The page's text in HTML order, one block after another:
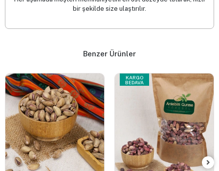
bir şekilde size ulaştırılır.
Benzer Ürünler
KARGO
BEDAVA